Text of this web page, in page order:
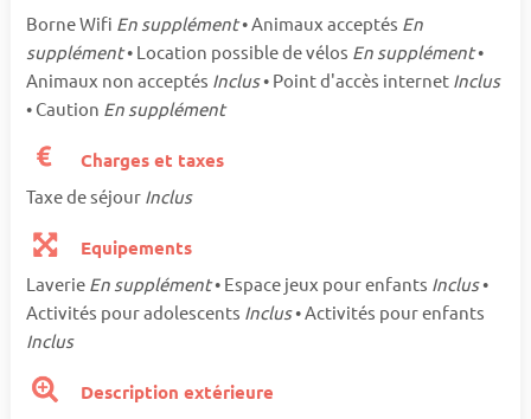
Borne Wifi En supplément• Animaux acceptés En
supplément• Location possible de vélos En supplément•
Animaux non acceptés Inclus• Point d'accès internet Inclus
• Caution En supplément
Charges et taxes
Taxe de séjour Inclus
Equipements
Laverie En supplément• Espace jeux pour enfants Inclus•
Activités pour adolescents Inclus• Activités pour enfants
Inclus
Description extérieure